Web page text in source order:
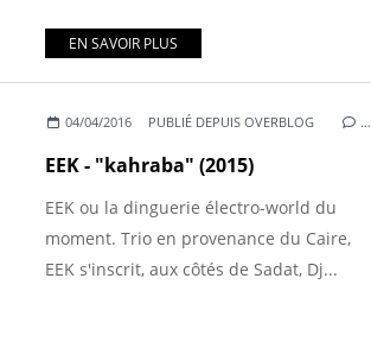
EN SAVOIR PLUS
04/04/2016 PUBLIÉ DEPUIS OVERBLOG …
EEK - "kahraba" (2015)
EEK ou la dinguerie électro-world du
moment. Trio en provenance du Caire,
EEK s'inscrit, aux côtés de Sadat, Dj...